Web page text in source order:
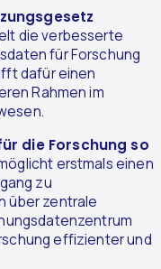
die verbesserte
für Forschung
dafür einen
Rahmen im
die Forschung so
erstmals einen
zu
über zentrale
effizienter und